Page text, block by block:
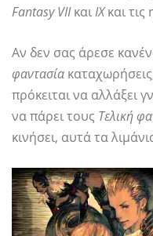
Fantasy VIIκαιIXκαι τις
Αν δεν σας άρεσε
φαντασία
πρόκειται να αλλάξει
να πάρει τους Τελική
κινήσει, αυτά τα